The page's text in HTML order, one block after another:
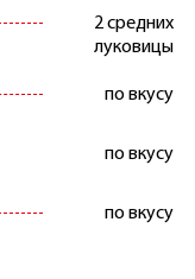
2 средних
луковицы
по вкусу
по вкусу
по вкусу